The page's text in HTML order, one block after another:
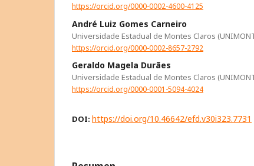
https://orcid.org/0000-0002-4600-4125
André Luiz Gomes Carneiro
Universidade Estadual de Montes Claros
https://orcid.org/0000-0002-8657-2792
Geraldo Magela Durães
Universidade Estadual de Montes Claros
https://orcid.org/0000-0001-5094-4024
DOI: https://doi.org/10.46642/efd.v30i323.7731